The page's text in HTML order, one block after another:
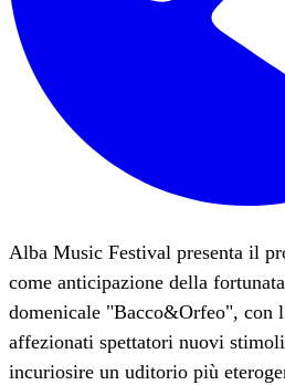
Alba Music Festival presenta il
come anticipazione della
domenicale "Bacco&Orfeo",
affezionati spettatori nuovi
incuriosire un uditorio più